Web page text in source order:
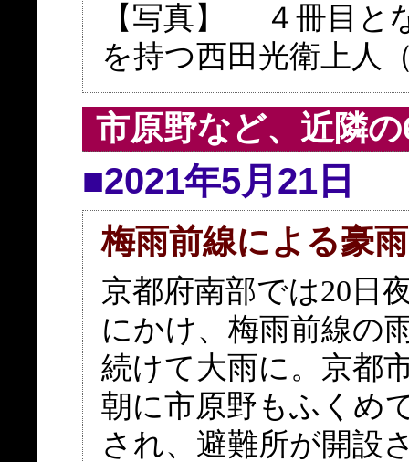
【写真】 ４冊目と
を持つ西田光衛上人
市原野など、近隣
■2021年5月21日
梅雨前線による豪
京都府南部では20日
にかけ、梅雨前線の
続けて大雨に。京都
朝に市原野もふくめ
され、避難所が開設